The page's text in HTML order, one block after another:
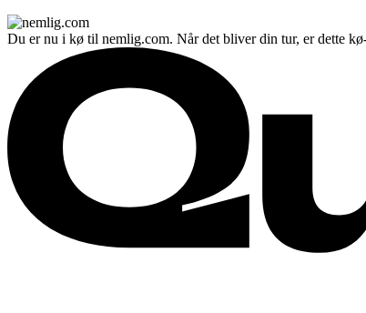
Du er nu i kø til nemlig.com. Når det bliver din tur, er dette